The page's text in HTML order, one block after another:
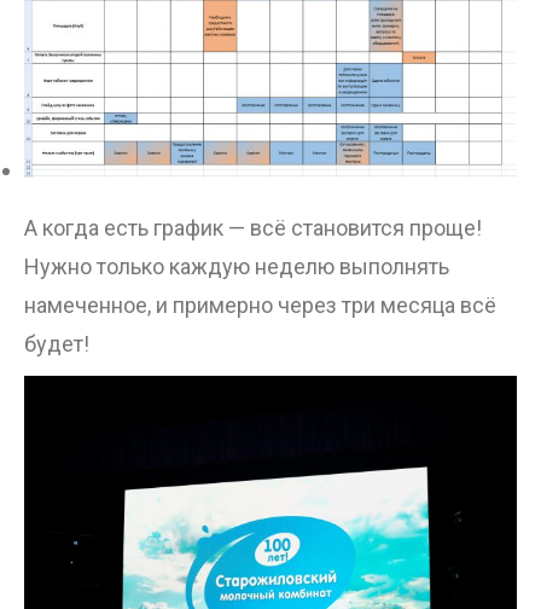
А когда есть график — всё становится проще!
Нужно только каждую неделю выполнять
намеченное, и примерно через три месяца всё
будет!